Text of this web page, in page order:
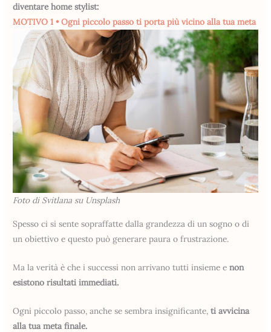
diventare home stylist:
MOTIVO 1 • Ogni piccolo passo ti porta più vicino alla tua meta
Foto di Svitlana su Unsplash
Spesso ci si sente sopraffatte dalla grandezza di un sogno o di
un obiettivo e questo può generare paura o frustrazione.
Ma la verità è che i successi non arrivano tutti insieme enon
esistono risultati immediati.
Ogni piccolo passo, anche se sembra insignificante,ti avvicina
alla tua meta finale.